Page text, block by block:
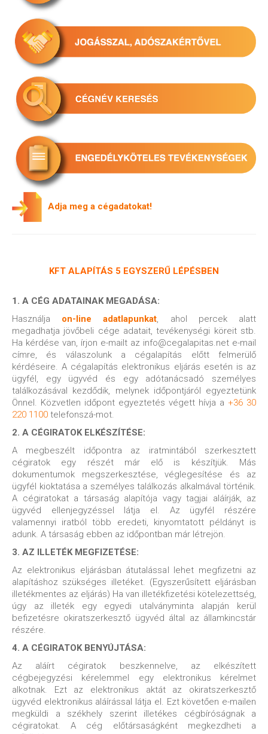
Adja meg a cégadatokat!
KFT ALAPÍTÁS 5 EGYSZERŰ LÉPÉSBEN
1. A CÉG ADATAINAK MEGADÁSA:
Használja on-line adatlapunkat, ahol percek alatt
megadhatja jövőbeli cége adatait, tevékenységi köreit stb.
Ha kérdése van, írjon e-mailt az info@cegalapitas.net e-mail
címre, és válaszolunk a cégalapítás előtt felmerülő
kérdéseire. A cégalapítás elektronikus eljárás esetén is az
ügyfél, egy ügyvéd és egy adótanácsadó személyes
találkozásával kezdődik, melynek időpontjáról egyeztetünk
Önnel. Közvetlen időpont egyeztetés végett hívja a +36 30
220 1100 telefonszá-mot.
2. A CÉGIRATOK ELKÉSZÍTÉSE:
A megbeszélt időpontra az iratmintából szerkesztett
cégiratok egy részét már elő is készítjük. Más
dokumentumok megszerkesztése, véglegesítése és az
ügyfél kioktatása a személyes találkozás alkalmával történik.
A cégiratokat a társaság alapítója vagy tagjai aláírják, az
ügyvéd ellenjegyzéssel látja el. Az ügyfél részére
valamennyi iratból több eredeti, kinyomtatott példányt is
adunk. A társaság ebben az időpontban már létrejön.
3. AZ ILLETÉK MEGFIZETÉSE:
Az elektronikus eljárásban átutalással lehet megfizetni az
alapításhoz szükséges illetéket. (Egyszerűsített eljárásban
illetékmentes az eljárás) Ha van illetékfizetési kötelezettség,
úgy az illeték egy egyedi utalványminta alapján kerül
befizetésre okiratszerkesztő ügyvéd által az államkincstár
részére.
4. A CÉGIRATOK BENYÚJTÁSA:
Az aláírt cégiratok beszkennelve, az elkészített
cégbejegyzési kérelemmel egy elektronikus kérelmet
alkotnak. Ezt az elektronikus aktát az okiratszerkesztő
ügyvéd elektronikus aláírással látja el. Ezt követően e-mailen
megküldi a székhely szerint illetékes cégbíróságnak a
cégiratokat. A cég előtársaságként megkezdheti a